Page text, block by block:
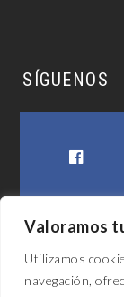
Valoramos
Utilizamos
navegación,
SÍGUENOS